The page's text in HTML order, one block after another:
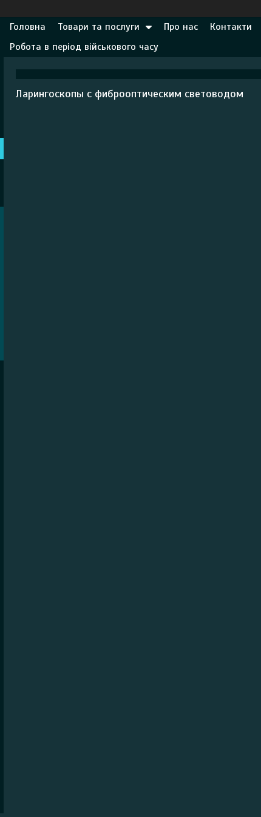
Головна Товари та послуги Про нас Контакти
Робота в період військового часу
Ларингоскопы с фиброоптическим световодом